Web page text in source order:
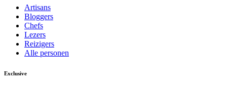
Artisans
Bloggers
Chefs
Lezers
Reizigers
Alle personen
Exclusive